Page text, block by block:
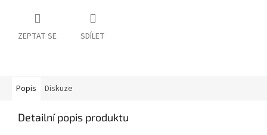
ZEPTAT SE SDÍLET
Popis Diskuze
Detailní popis produktu